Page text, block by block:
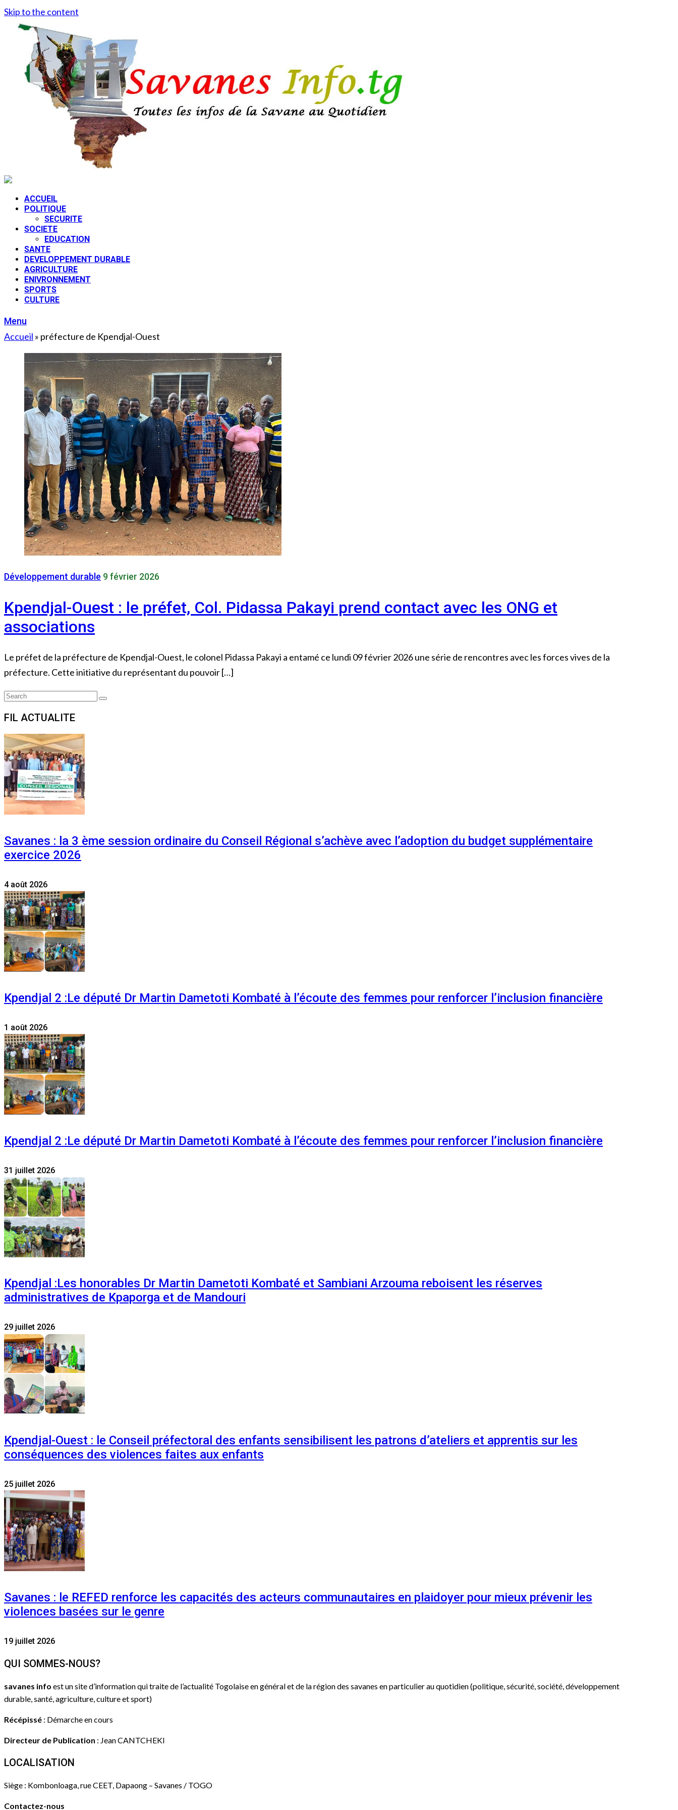
Skip to the content
ACCUEIL
POLITIQUE
SECURITE
SOCIETE
EDUCATION
SANTE
DEVELOPPEMENT DURABLE
AGRICULTURE
ENIVRONNEMENT
SPORTS
CULTURE
Menu
Accueil » préfecture de Kpendjal-Ouest
Développement durable 9 février 2026
Kpendjal-Ouest : le préfet, Col. Pidassa Pakayi prend contact avec les ONG et
associations
Le préfet de la préfecture de Kpendjal-Ouest, le colonel Pidassa Pakayi a entamé ce lundi 09 février 2026 une série de rencontres avec les forces vives de la
préfecture. Cette initiative du représentant du pouvoir […]
Search
Search
FIL ACTUALITE
Savanes : la 3 ème session ordinaire du Conseil Régional s’achève avec l’adoption du budget supplémentaire
exercice 2026
4 août 2026
Kpendjal 2 :Le député Dr Martin Dametoti Kombaté à l’écoute des femmes pour renforcer l’inclusion financière
1 août 2026
Kpendjal 2 :Le député Dr Martin Dametoti Kombaté à l’écoute des femmes pour renforcer l’inclusion financière
31 juillet 2026
Kpendjal :Les honorables Dr Martin Dametoti Kombaté et Sambiani Arzouma reboisent les réserves
administratives de Kpaporga et de Mandouri
29 juillet 2026
Kpendjal-Ouest : le Conseil préfectoral des enfants sensibilisent les patrons d’ateliers et apprentis sur les
conséquences des violences faites aux enfants
25 juillet 2026
Savanes : le REFED renforce les capacités des acteurs communautaires en plaidoyer pour mieux prévenir les
violences basées sur le genre
19 juillet 2026
QUI SOMMES-NOUS?
savanes info est un site d’information qui traite de l’actualité Togolaise en général et de la région des savanes en particulier au quotidien (politique, sécurité, société, développement
durable, santé, agriculture, culture et sport)
Récépissé : Démarche en cours
Directeur de Publication : Jean CANTCHEKI
LOCALISATION
Siège : Kombonloaga, rue CEET, Dapaong – Savanes / TOGO
Contactez-nous